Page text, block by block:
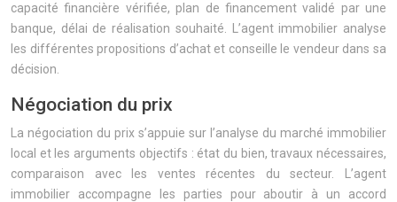
capacité financière vérifiée, plan de financement validé par une
banque, délai de réalisation souhaité. L’agent immobilier analyse
les différentes propositions d’achat et conseille le vendeur dans sa
décision.
Négociation du prix
La négociation du prix s’appuie sur l’analyse du marché immobilier
local et les arguments objectifs : état du bien, travaux nécessaires,
comparaison avec les ventes récentes du secteur. L’agent
immobilier accompagne les parties pour aboutir à un accord